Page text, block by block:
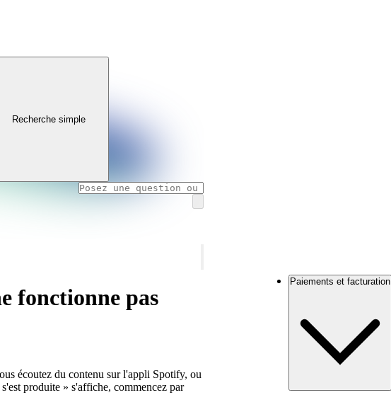
Recherche simple
fonctionne pas
écoutez du contenu sur l'appli Spotify, ou
produite » s'affiche, commencez par
Paiements et facturation